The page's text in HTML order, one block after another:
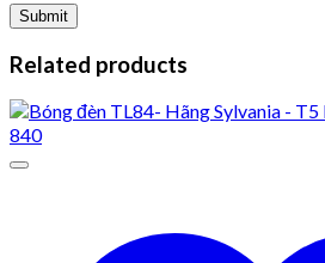
Related products